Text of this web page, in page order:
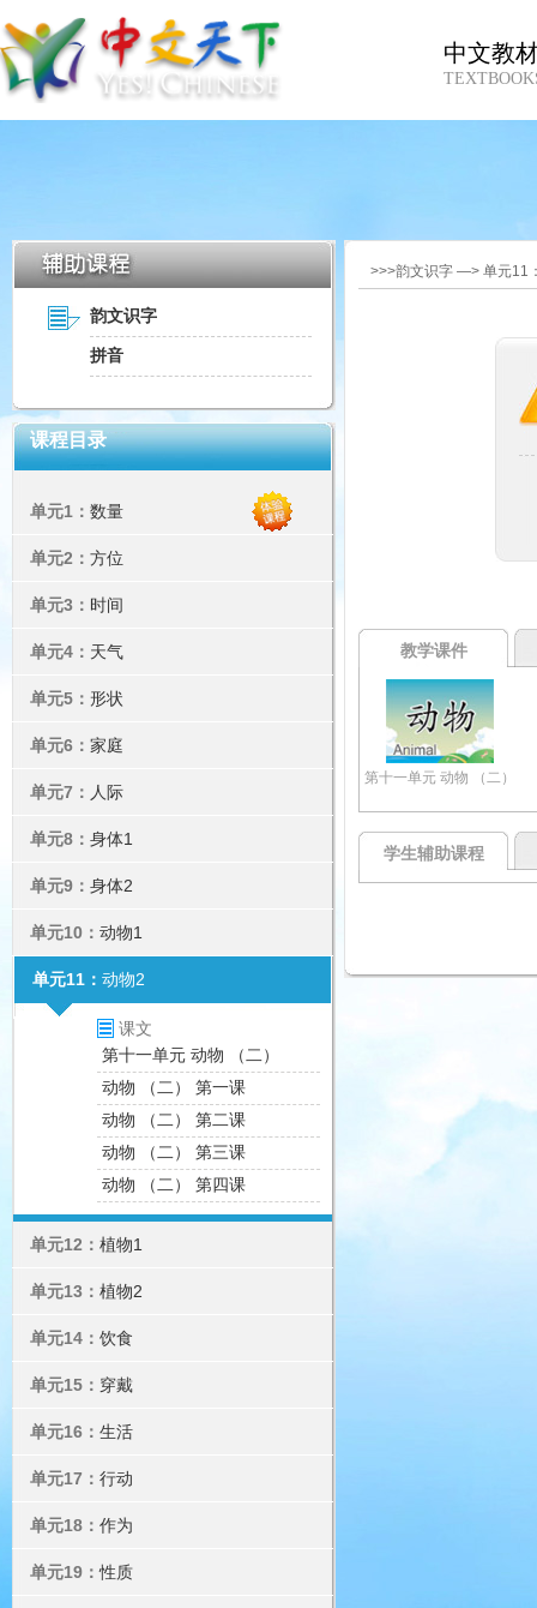
中文教
韵文识字
拼音
课程目录
单元1： 数量
单元2： 方位
单元3： 时间
单元4： 天气
单元5： 形状
单元6： 家庭
单元7： 人际
单元8： 身体1
单元9： 身体2
单元10： 动物1
单元11： 动物2
课文
第十一单元 动物 （二）
动物 （二） 第一课
动物 （二） 第二课
动物 （二） 第三课
动物 （二） 第四课
单元12： 植物1
单元13： 植物2
单元14： 饮食
单元15： 穿戴
单元16： 生活
单元17： 行动
单元18： 作为
单元19：性质
>>>韵文识字 —> 单元11
教学课件
第十一单元 动物 （二）
学生辅助课程